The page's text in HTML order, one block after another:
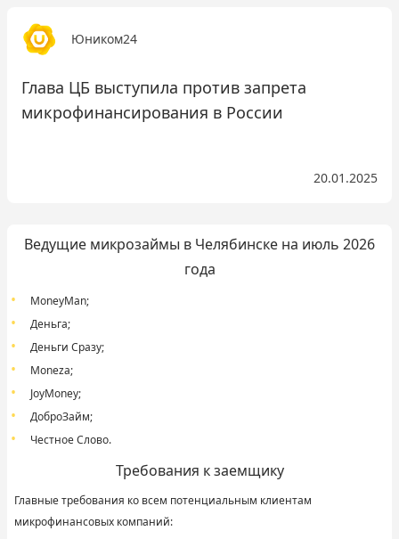
Юником24
Глава ЦБ выступила против запрета
микрофинансирования в России
20.01.2025
Ведущие микрозаймы в Челябинске на июль 2026
года
MoneyMan;
Деньга;
Деньги Сразу;
Moneza;
JoyMoney;
ДоброЗайм;
Честное Слово.
Требования к заемщику
Главные требования ко всем потенциальным клиентам
микрофинансовых компаний: